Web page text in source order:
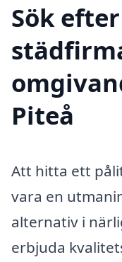
Sök
Piteå
Att hitta ett
vara en
alternativ i
erbjuda